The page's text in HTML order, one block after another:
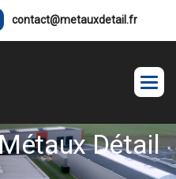
contact@metauxdetail.fr
Détail